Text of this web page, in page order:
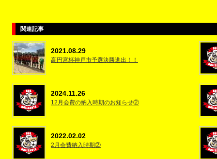
関連記事
2021.08.29
高円宮杯神戸市予選決勝進出！！
2024.11.26
12月会費の納入時期のお知らせ②
2022.02.02
2月会費納入時期②